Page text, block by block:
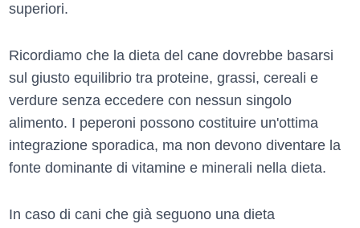
superiori.
Ricordiamo che la dieta del cane dovrebbe basarsi
sul giusto equilibrio tra proteine, grassi, cereali e
verdure senza eccedere con nessun singolo
alimento. I peperoni possono costituire un'ottima
integrazione sporadica, ma non devono diventare la
fonte dominante di vitamine e minerali nella dieta.
In caso di cani che già seguono una dieta